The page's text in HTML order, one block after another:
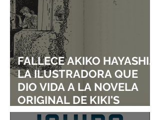
FALLECE AKIKO HAYASHI,
LA ILUSTRADORA QUE
DIO VIDA A LA NOVELA
ORIGINAL DE KIKI'S
DELIVERY SERVICE